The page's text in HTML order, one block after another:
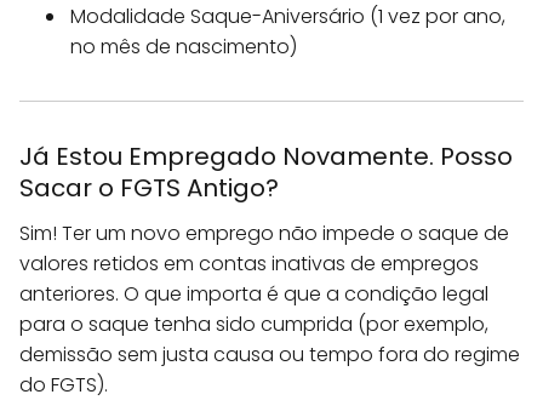
Modalidade Saque-Aniversário (1 vez por ano,
no mês de nascimento)
Já Estou Empregado Novamente. Posso
Sacar o FGTS Antigo?
Sim! Ter um novo emprego não impede o saque de
valores retidos em contas inativas de empregos
anteriores. O que importa é que a condição legal
para o saque tenha sido cumprida (por exemplo,
demissão sem justa causa ou tempo fora do regime
do FGTS).